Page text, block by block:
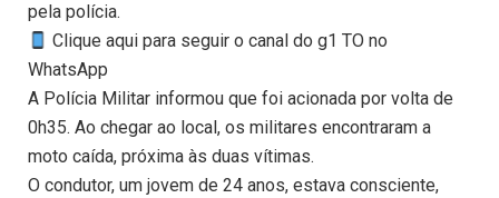
pela polícia.
Clique aqui para seguir o canal do g1 TO no
WhatsApp
A Polícia Militar informou que foi acionada por volta de
0h35. Ao chegar ao local, os militares encontraram a
moto caída, próxima às duas vítimas.
O condutor, um jovem de 24 anos, estava consciente,